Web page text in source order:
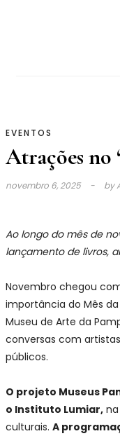
EVENTOS
Atrações no
novembro 6, 2025 by
Ao longo do mês de
lançamento de livros,
Novembro chegou
importância do Mês
Museu de Arte da
conversas com
públicos.
O projeto Museus
o Instituto Lumiar,
culturais. A